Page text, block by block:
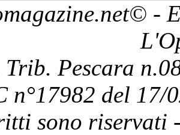
© -
Trib. Pescara
n°17982 del 17/
sono riservati